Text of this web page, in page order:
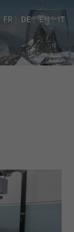
FR DE|EN|IT